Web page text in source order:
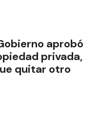
aprobó
privada,
quitar otro